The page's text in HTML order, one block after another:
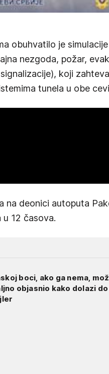
obuhvatilo je
nezgoda, požar,
koji
tunela u obe
na deonici autoputa
u 12 časova.
boci, ako ga nema,
objasnio kako dolazi do